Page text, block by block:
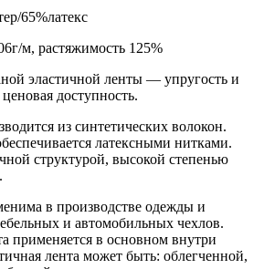
65%латекс
м, растяжимость 125%
эластичной ленты — упругость и
доступность.
из синтетических волокон.
латексными нитками.
структурой, высокой степенью
в производстве одежды и
и автомобильных чехлов.
применяется в основном внутри
лента может быть: облегченной,